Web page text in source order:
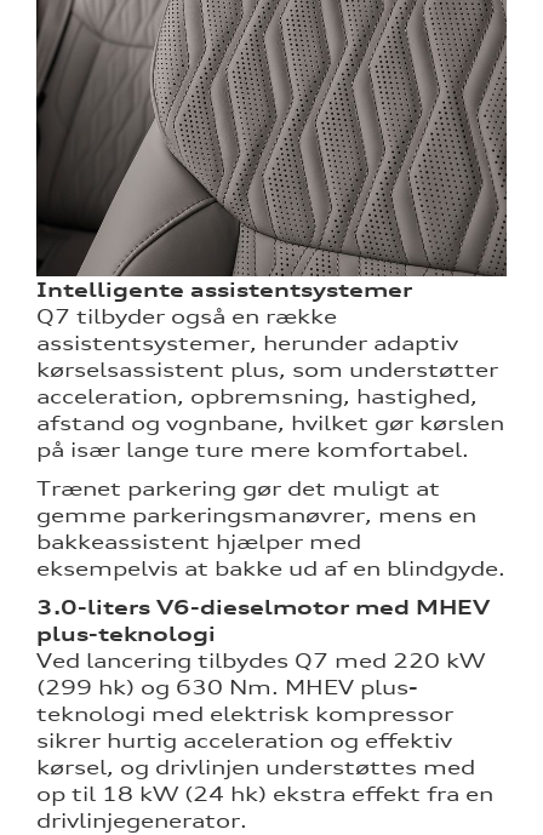
Intelligente assistentsystemer
Q7 tilbyder også en række
assistentsystemer, herunder adaptiv
kørselsassistent plus, som understøtter
acceleration, opbremsning, hastighed,
afstand og vognbane, hvilket gør kørslen
på især lange ture mere komfortabel.
Trænet parkering gør det muligt at
gemme parkeringsmanøvrer, mens en
bakkeassistent hjælper med
eksempelvis at bakke ud af en blindgyde.
3.0-liters V6-dieselmotor med MHEV
plus-teknologi
Ved lancering tilbydes Q7 med 220 kW
(299 hk) og 630 Nm. MHEV plus-
teknologi med elektrisk kompressor
sikrer hurtig acceleration og effektiv
kørsel, og drivlinjen understøttes med
op til 18 kW (24 hk) ekstra effekt fra en
drivlinjegenerator.